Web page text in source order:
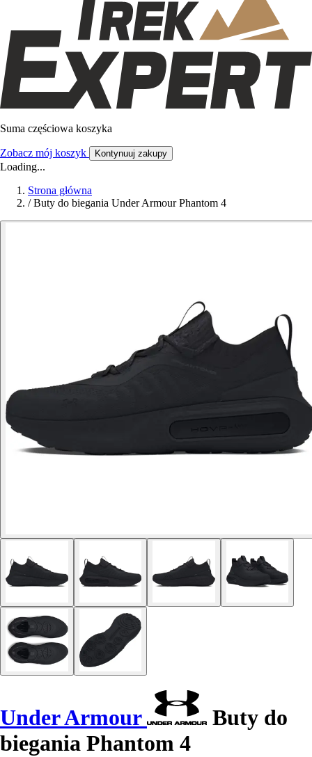
Suma częściowa koszyka
Zobacz mój koszyk Kontynuuj zakupy
Loading...
Strona główna
/ Buty do biegania Under Armour Phantom 4
Under Armour
Buty do
biegania Phantom 4